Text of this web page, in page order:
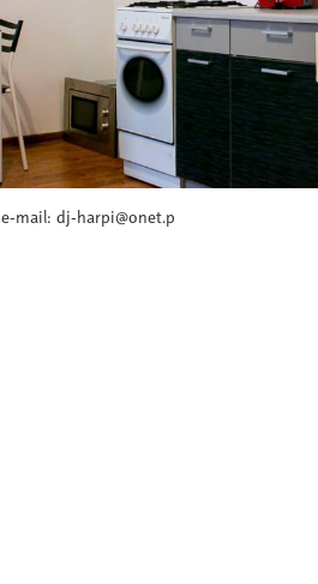
e-mail: dj-harpi@onet.p